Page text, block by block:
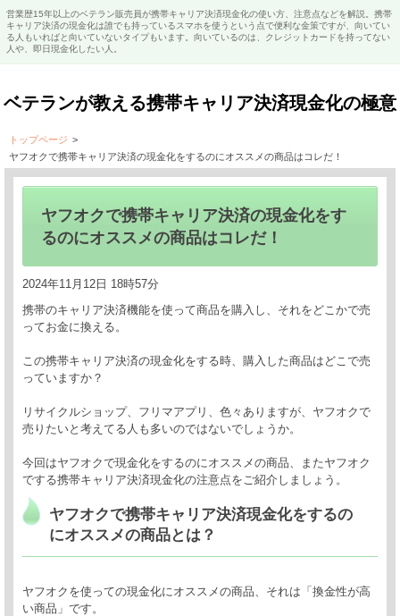
営業歴15年以上のベテラン販売員が携帯キャリア決済現金化の使い方、注意点などを解説。携帯
キャリア決済の現金化は誰でも持っているスマホを使うという点で便利な金策ですが、向いてい
る人もいればと向いていないタイプもいます。向いているのは、クレジットカードを持ってない
人や、即日現金化したい人。
ベテランが教える携帯キャリア決済現金化の極意
トップページ >
ヤフオクで携帯キャリア決済の現金化をするのにオススメの商品はコレだ！
ヤフオクで携帯キャリア決済の現金化をす
るのにオススメの商品はコレだ！
2024年11月12日 18時57分
携帯のキャリア決済機能を使って商品を購入し、それをどこかで売
ってお金に換える。
この携帯キャリア決済の現金化をする時、購入した商品はどこで売
っていますか？
リサイクルショップ、フリマアプリ、色々ありますが、ヤフオクで
売りたいと考えてる人も多いのではないでしょうか。
今回はヤフオクで現金化をするのにオススメの商品、またヤフオク
でする携帯キャリア決済現金化の注意点をご紹介しましょう。
ヤフオクで携帯キャリア決済現金化をするの
にオススメの商品とは？
ヤフオクを使っての現金化にオススメの商品、それは「換金性が高
い商品」です。